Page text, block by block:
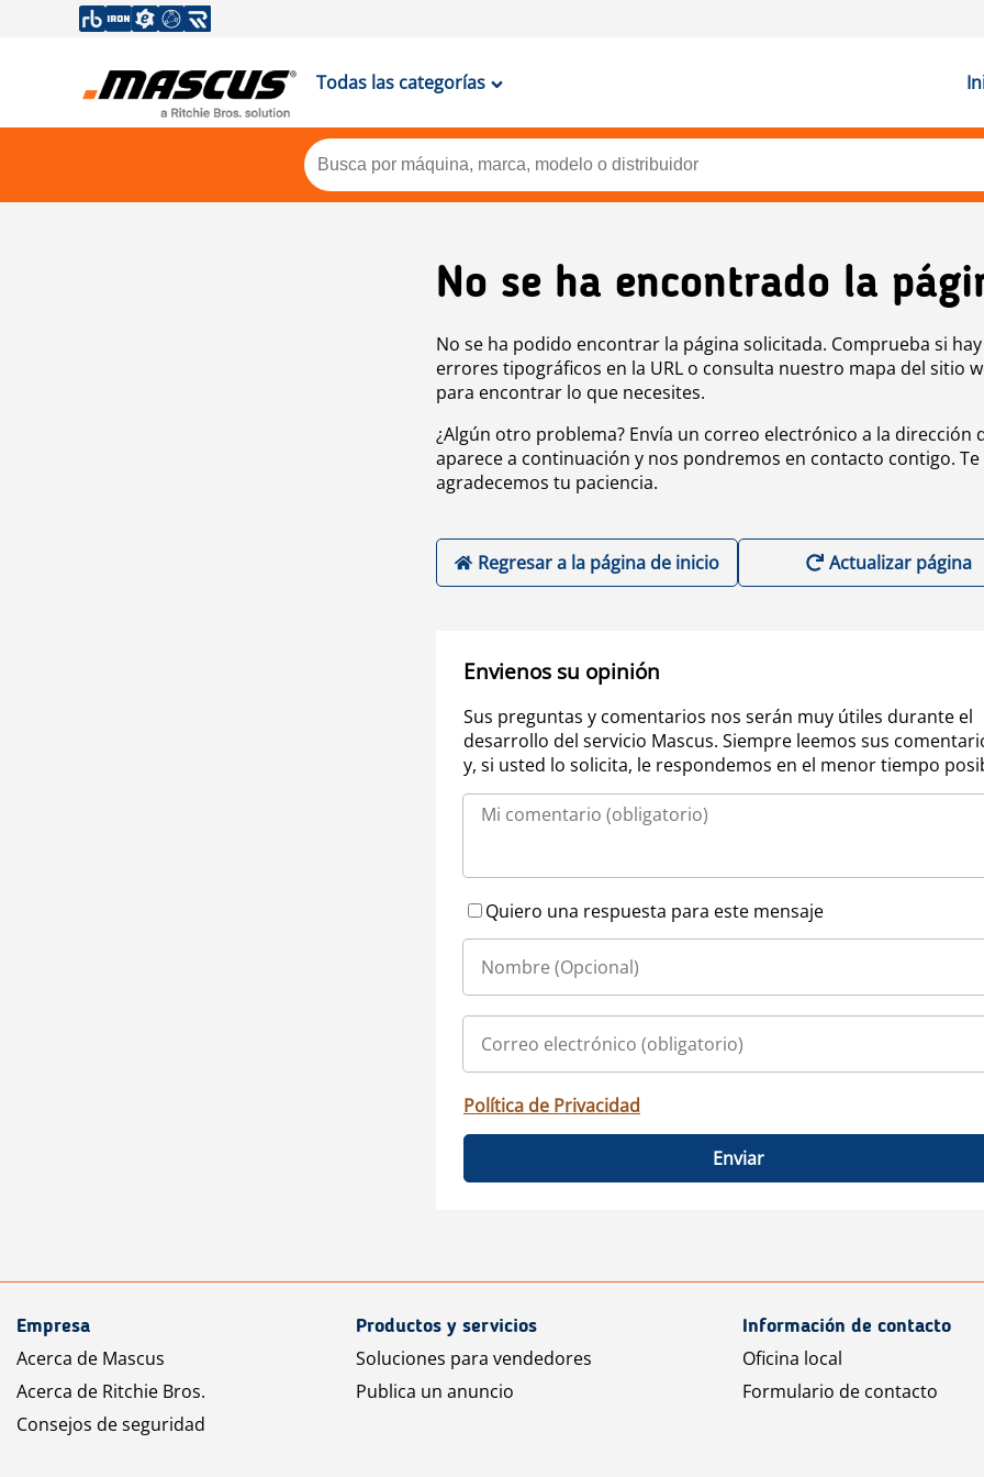
Todas las categorías
No se ha encontrado la
No se ha podido encontrar la página solicitada. Comprueba si hay
errores tipográficos en la URL o consulta nuestro mapa del sitio
para encontrar lo que necesites.
¿Algún otro problema? Envía un correo electrónico a la dirección
aparece a continuación y nos pondremos en contacto contigo. Te
agradecemos tu paciencia.
Regresar a la página de inicio Actualizar página
Envienos su opinión
Sus preguntas y comentarios nos serán muy útiles durante el
desarrollo del servicio Mascus. Siempre leemos sus
y, si usted lo solicita, le respondemos en el menor tiempo
Quiero una respuesta para este mensaje
Política de Privacidad
Enviar
Empresa
Acerca de Mascus
Acerca de Ritchie Bros.
Consejos de seguridad
Productos y servicios
Soluciones para vendedores
Publica un anuncio
Información de contacto
Oficina local
Formulario de contacto